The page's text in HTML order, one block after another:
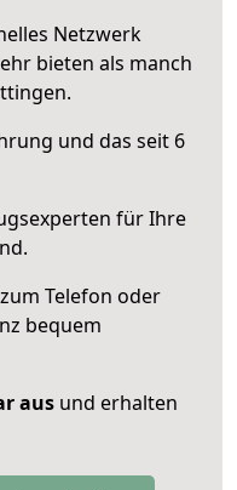
Netzwerk
bieten als manch
und das seit 6
für Ihre
Telefon oder
bequem
aus und erhalten